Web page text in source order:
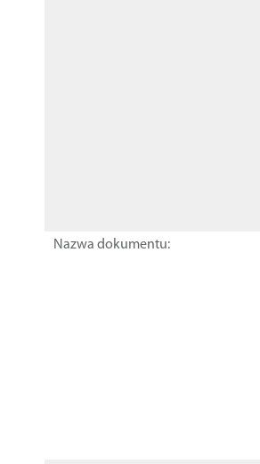
Nazwa dokumentu: